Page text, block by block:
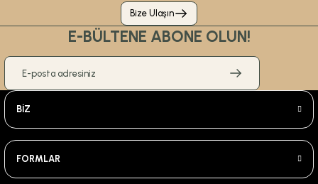
Bize Ulaşın
E-BÜLTENE ABONE OLUN!
BİZ
FORMLAR